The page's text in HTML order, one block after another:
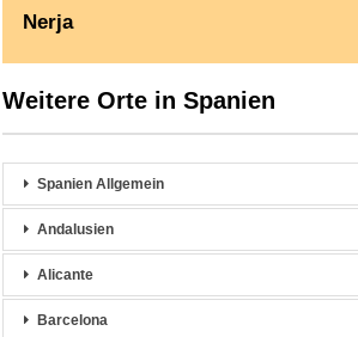
Nerja
Weitere Orte in Spanien
Spanien Allgemein
Andalusien
Alicante
Barcelona